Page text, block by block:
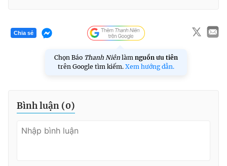
Chia sẻ
Chọn Báo Thanh Niên làm nguồn ưu tiên
trên Google tìm kiếm. Xem hướng dẫn.
Bình luận (0)